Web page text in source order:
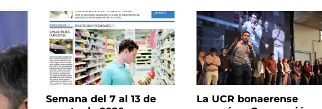
Semana del 7 al 13 de
La UCR bonaerense